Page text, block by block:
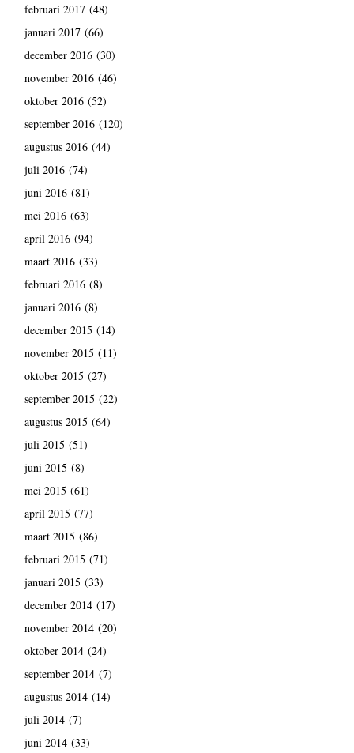
februari 2017(48)
januari 2017(66)
december 2016(30)
november 2016(46)
oktober 2016(52)
september 2016(120)
augustus 2016(44)
juli 2016(74)
juni 2016(81)
mei 2016(63)
april 2016(94)
maart 2016(33)
februari 2016(8)
januari 2016(8)
december 2015 (14)
november 2015 (11)
oktober 2015 (27)
september 2015 (22)
augustus 2015 (64)
juli 2015 (51)
juni 2015 (8)
mei 2015 (61)
april 2015 (77)
maart 2015 (86)
februari 2015 (71)
januari 2015 (33)
december 2014(17)
november 2014(20)
oktober 2014(24)
september 2014(7)
augustus 2014(14)
juli 2014(7)
juni 2014(33)